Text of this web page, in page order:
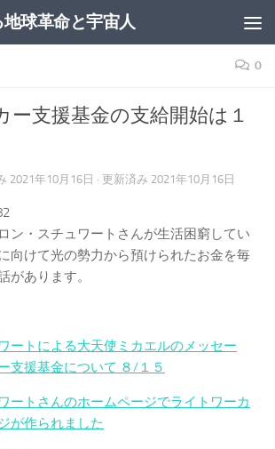
ップ
球革命と宇宙人
0
ー支援基金の支給開始は１
2021年10月16日 · 更新済み 2021年10月16日
ン・スチュワートさんが生活困窮してい
向けて光の勢力から預けられたお金を毎
があります。
ートによる大天使ミカエルのメッセー
援基金について ８/１５
ートさんのホームページでライトワーカ
が作られました